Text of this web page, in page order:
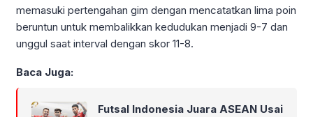
memasuki pertengahan gim dengan mencatatkan lima poin
beruntun untuk membalikkan kedudukan menjadi 9-7 dan
unggul saat interval dengan skor 11-8.
Baca Juga:
Futsal Indonesia Juara ASEAN Usai